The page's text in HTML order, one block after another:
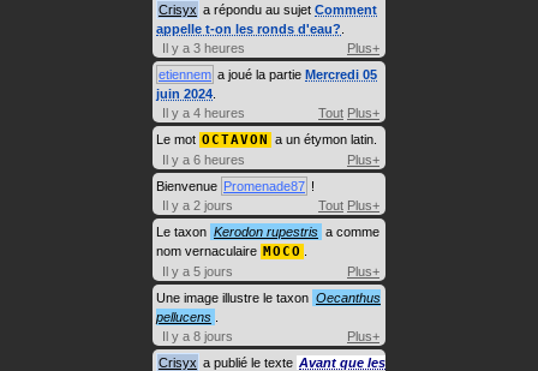
Crisyx a répondu au sujet Comment
appelle t-on les ronds d'eau?
Il y a 3 heures
Plus+
etiennem a joué la partie Mercredi 05
juin 2024
Il y a 4 heures
Tout Plus+
Le mot OCTAVON a un étymon latin.
Il y a 6 heures
Plus+
Bienvenue Promenade87 !
Il y a 2 jours
Tout Plus+
Le taxon Kerodon rupestris a comme
nom vernaculaire MOCO
Il y a 5 jours
Plus+
Une image illustre le taxon Oecanthus
pellucens
Il y a 8 jours
Plus+
Crisyx a publié le texte Avant que les